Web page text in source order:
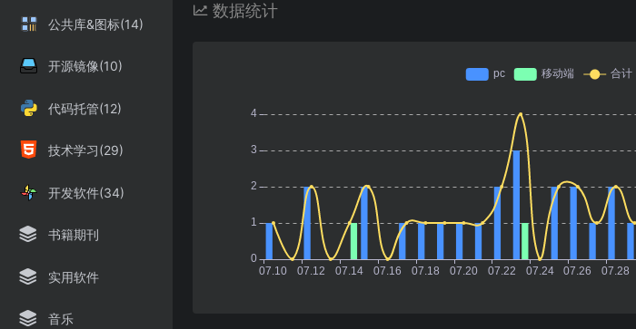
公共库&图标(14)
开源镜像(10)
代码托管(12)
技术学习(29)
开发软件(34)
书籍期刊
实用软件
音乐
数据统计